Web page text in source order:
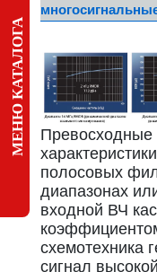
МЕНЮ КАТАЛОГА
полосовых
диапазонах
входной ВЧ
схемотехника
сигнал